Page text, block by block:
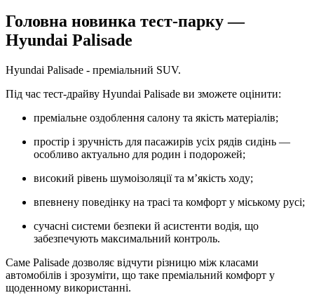
Головна новинка тест-парку —
Hyundai Palisade
Hyundai Palisade - преміальний SUV.
Під час тест-драйву Hyundai Palisade ви зможете оцінити:
преміальне оздоблення салону та якість матеріалів;
простір і зручність для пасажирів усіх рядів сидінь —
особливо актуально для родин і подорожей;
високий рівень шумоізоляції та м’якість ходу;
впевнену поведінку на трасі та комфорт у міському русі;
сучасні системи безпеки й асистенти водія, що
забезпечують максимальний контроль.
Саме Palisade дозволяє відчути різницю між класами
автомобілів і зрозуміти, що таке преміальний комфорт у
щоденному використанні.